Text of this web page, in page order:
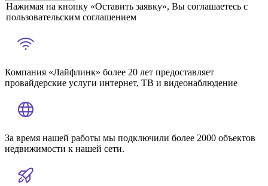
Нажимая на кнопку «Оставить заявку», Вы соглашаетесь с
пользовательским соглашением
Компания «Лайфлинк» более 20 лет предоставляет
провайдерские услуги интернет, ТВ и видеонаблюдение
За время нашей работы мы подключили более 2000 объектов
недвижимости к нашей сети.